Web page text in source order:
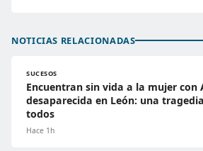
NOTICIAS RELACIONADAS
SUCESOS
Encuentran sin vida a la mujer con
desaparecida en León: una
todos
Hace 1h